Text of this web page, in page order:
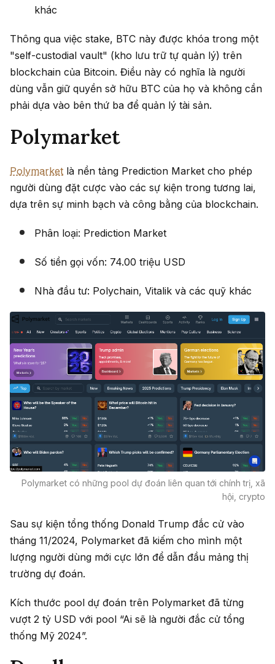
khác
Thông qua việc stake, BTC này được khóa trong một
"self-custodial vault" (kho lưu trữ tự quản lý) trên
blockchain của Bitcoin. Điều này có nghĩa là người
dùng vẫn giữ quyền sở hữu BTC của họ và không cần
phải dựa vào bên thứ ba để quản lý tài sản.
Polymarket
Polymarket là nền tảng Prediction Market cho phép
người dùng đặt cược vào các sự kiện trong tương lai,
dựa trên sự minh bạch và công bằng của blockchain.
Phân loại: Prediction Market
Số tiền gọi vốn: 74.00 triệu USD
Nhà đầu tư: Polychain, Vitalik và các quỹ khác
Polymarket có những pool dự đoán liên quan tới chính trị, xã
hội, crypto
Sau sự kiện tổng thống Donald Trump đắc cử vào
tháng 11/2024, Polymarket đã kiếm cho mình một
lượng người dùng mới cực lớn để dẫn đầu mảng thị
trường dự đoán.
Kích thước pool dự đoán trên Polymarket đã từng
vượt 2 tỷ USD với pool “Ai sẽ là người đắc cử tổng
thống Mỹ 2024”.